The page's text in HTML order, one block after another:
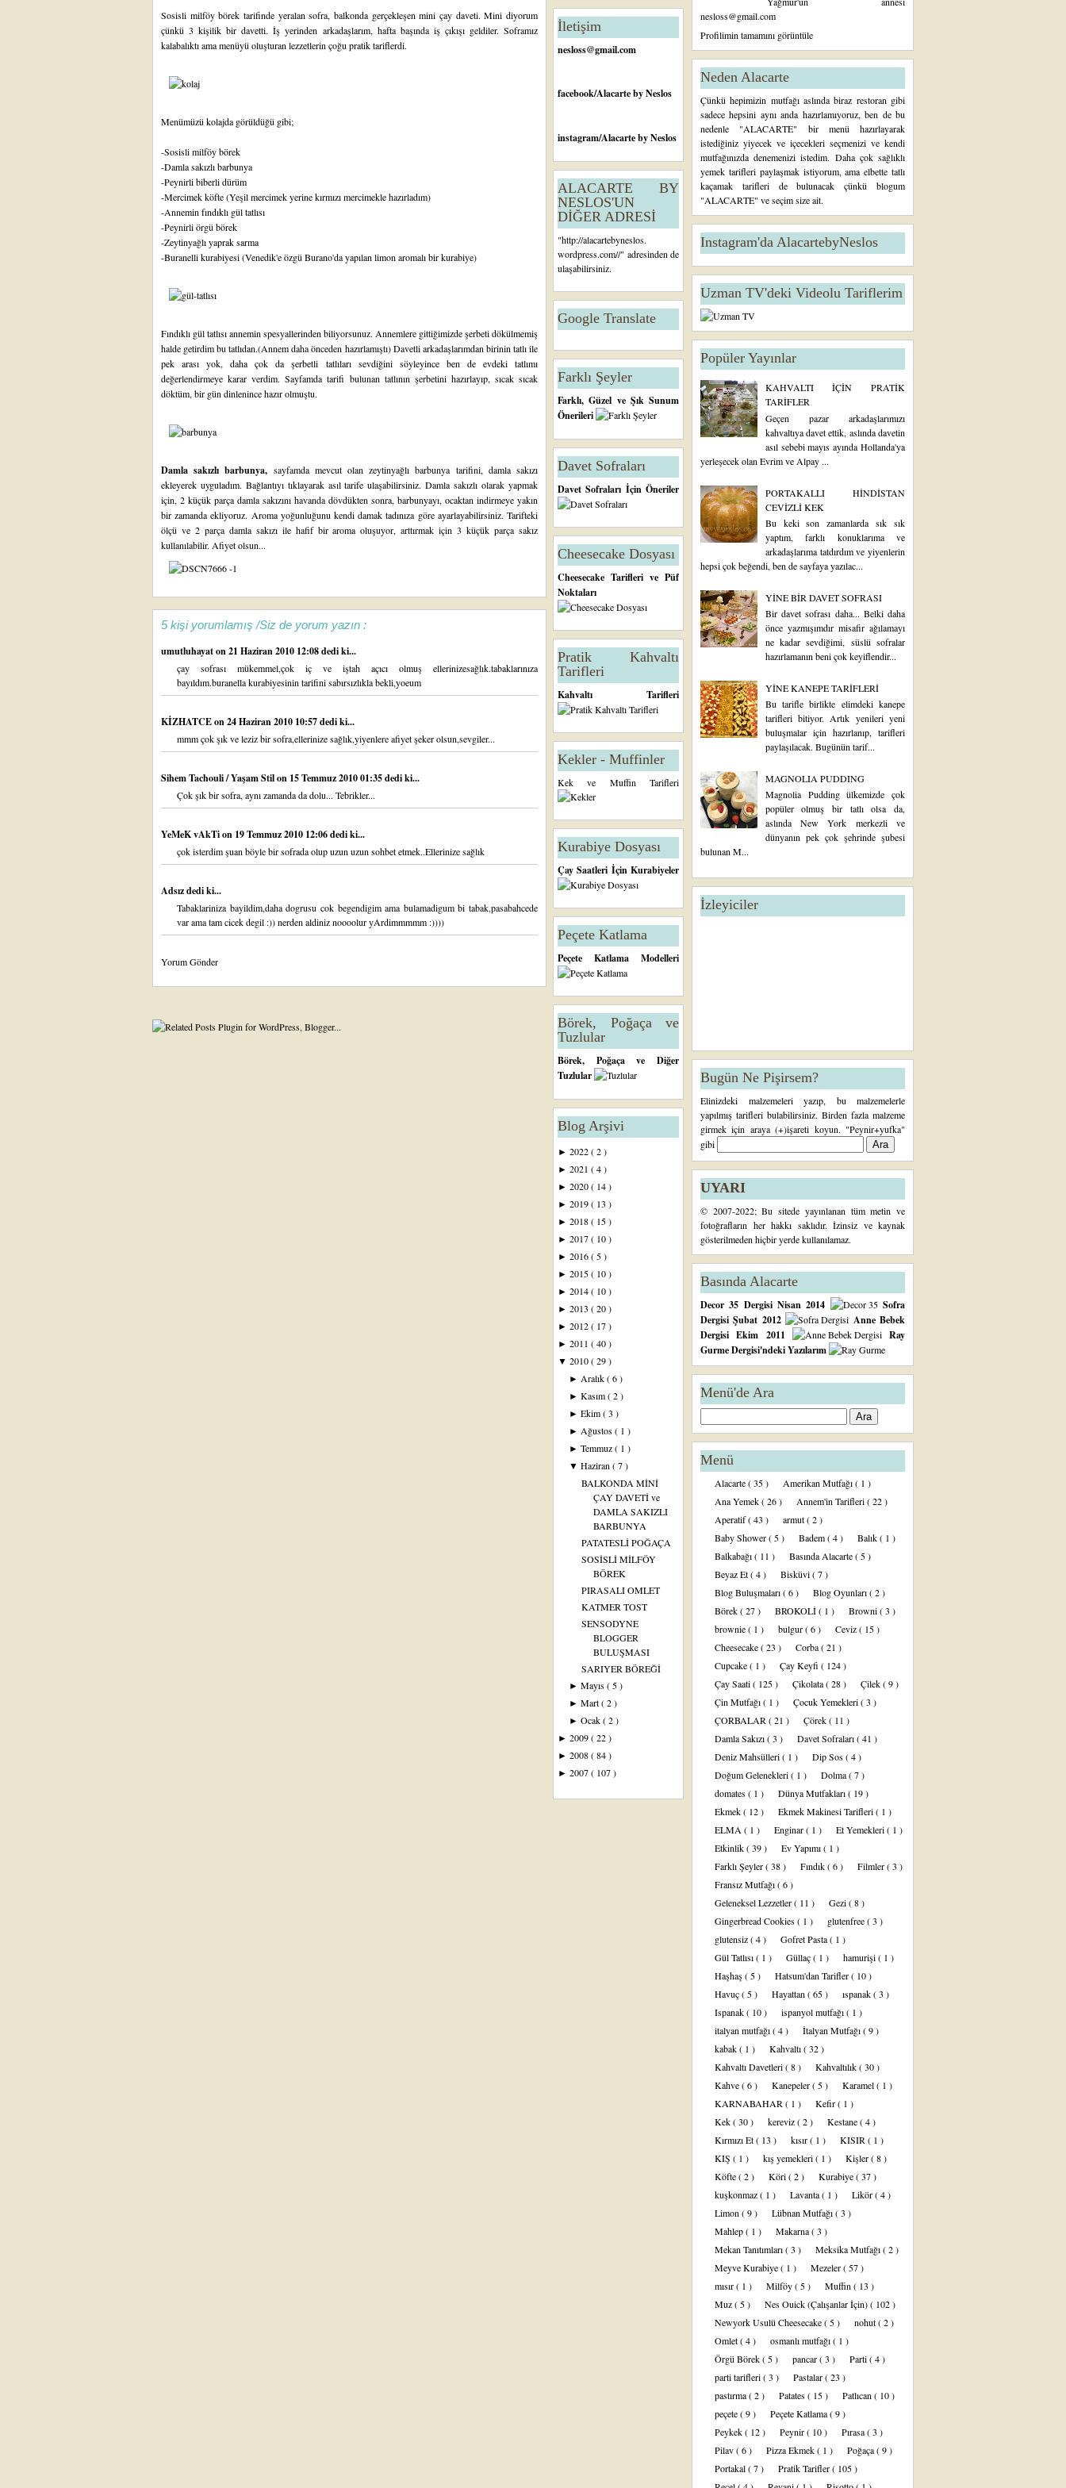
Sosisli milföy börek tarifinde yeralan sofra, balkonda gerçekleşen mini çay daveti. Mini diyorum
çünkü 3 kişilik bir davetti. İş yerinden arkadaşlarım, hafta başında iş çıkışı geldiler. Soframız
kalabalıktı ama menüyü oluşturan lezzetlerin çoğu pratik tariflerdi.
Menümüzü kolajda görüldüğü gibi;
-Sosisli milföy börek
-Damla sakızlı barbunya
-Peynirli biberli dürüm
-Mercimek köfte(Yeşil mercimek yerine kırmızı mercimekle hazırladım)
-Annemin fındıklı gül tatlısı
-Peynirli örgü börek
-Zeytinyağlı yaprak sarma
-Buranelli kurabiyesi (Venedik'e özgü Burano'da yapılan limon aromalı bir kurabiye)
Fındıklı gül tatlısıannemin spesyallerinden biliyorsunuz. Annemlere gittiğimizde şerbeti dökülmemiş
halde getirdim bu tatlıdan.(Annem daha önceden hazırlamıştı) Davetli arkadaşlarımdan birinin tatlı ile
pek arası yok, daha çok da şerbetli tatlıları sevdiğini söyleyince ben de evdeki tatlımı
değerlendirmeye karar verdim. Sayfamda tarifi bulunan tatlının şerbetini hazırlayıp, sıcak sıcak
döktüm, bir gün dinlenince hazır olmuştu.
Damla sakızlı barbunya, sayfamda mevcut olan zeytinyağlı barbunya tarifini, damla sakızı
ekleyerek uyguladım. Bağlantıyı tıklayarak asıl tarife ulaşabilirsiniz. Damla sakızlı olarak yapmak
için, 2 küçük parça damla sakızını havanda dövdükten sonra, barbunyayı, ocaktan indirmeye yakın
bir zamanda ekliyoruz. Aroma yoğunluğunu kendi damak tadınıza göre ayarlayabilirsiniz. Tarifteki
ölçü ve 2 parça damla sakızı ile hafif bir aroma oluşuyor, arttırmak için 3 küçük parça sakız
kullanılabilir. Afiyet olsun...
5 kişi yorumlamış /Siz de yorum yazın :
umutluhayaton 21 Haziran 2010 12:08 dedi ki...
çay sofrası mükemmel,çok iç ve iştah açıcı olmuş ellerinizesağlık.tabaklarınıza
bayıldım.buranella kurabiyesinin tarifini sabırsızlıkla bekli,yoeum
KİZHATCEon 24 Haziran 2010 10:57 dedi ki...
mmm çok şık ve leziz bir sofra,ellerinize sağlık,yiyenlere afiyet şeker olsun,sevgiler...
Sihem Tachouli / Yaşam Stilon 15 Temmuz 2010 01:35 dedi ki...
Çok şık bir sofra, aynı zamanda da dolu... Tebrikler...
YeMeK vAkTion 19 Temmuz 2010 12:06 dedi ki...
çok isterdim şuan böyle bir sofrada olup uzun uzun sohbet etmek..Ellerinize sağlık
Adsız dedi ki...
Tabaklariniza bayildim,daha dogrusu cok begendigim ama bulamadigum bi tabak,pasabahcede
var ama tam cicek degil :)) nerden aldiniz noooolur yArdimmmmm :))))
Yorum Gönder
İletişim
nesloss@gmail.com
facebook/Alacarte by Neslos
instagram/Alacarte by Neslos
ALACARTE BY
NESLOS'UN
DİĞER ADRESİ
"http://alacartebyneslos.
wordpress.com//" adresinden de
ulaşabilirsiniz.
Google Translate
Farklı Şeyler
Farklı, Güzel ve Şık Sunum
Önerileri
Davet Sofraları
Davet Sofraları İçin Öneriler
Cheesecake Dosyası
Cheesecake Tarifleri ve Püf
Noktaları
Pratik Kahvaltı
Tarifleri
Kahvaltı Tarifleri
Kekler - Muffinler
Kek ve Muffin Tarifleri
Kurabiye Dosyası
Çay Saatleri İçin Kurabiyeler
Peçete Katlama
Peçete Katlama Modelleri
Börek, Poğaça ve
Tuzlular
Börek, Poğaça ve Diğer
Tuzlular
Blog Arşivi
► 2022( 2 )
► 2021 ( 4 )
► 2020( 14 )
► 2019( 13 )
► 2018( 15 )
► 2017( 10 )
► 2016( 5 )
► 2015( 10 )
► 2014( 10 )
► 2013 ( 20 )
► 2012( 17 )
► 2011 ( 40 )
▼ 2010( 29 )
►Aralık( 6 )
►Kasım( 2 )
►Ekim( 3 )
►Ağustos( 1 )
►Temmuz( 1 )
▼Haziran( 7 )
BALKONDA MİNİ
ÇAY DAVETİ ve
DAMLA SAKIZLI
BARBUNYA
PATATESLİ POĞAÇA
SOSİSLİ MİLFÖY
BÖREK
PIRASALI OMLET
KATMER TOST
SENSODYNE
BLOGGER
BULUŞMASI
SARIYER BÖREĞİ
►Mayıs( 5 )
►Mart( 2 )
►Ocak( 2 )
► 2009( 22 )
► 2008( 84 )
► 2007( 107 )
nesloss@gmail.com
Profilimin tamamını görüntüle
Neden Alacarte
Çünkü hepimizin mutfağı aslında biraz restoran gibi
sadece hepsini aynı anda hazırlamıyoruz, ben de bu
nedenle "ALACARTE" bir menü hazırlayarak
istediğiniz yiyecek ve içecekleri seçmenizi ve kendi
mutfağınızda denemenizi istedim. Daha çok sağlıklı
yemek tarifleri paylaşmak istiyorum, ama elbette tatlı
kaçamak tarifleri de bulunacak çünkü blogum
"ALACARTE" ve seçim size ait.
Instagram'da AlacartebyNeslos
Uzman TV'deki Videolu Tariflerim
Popüler Yayınlar
KAHVALTI İÇİN PRATİK
TARİFLER
Geçen pazar arkadaşlarımızı
kahvaltıya davet ettik, aslında davetin
asıl sebebi mayıs ayında Hollanda'ya
yerleşecek olan Evrim ve Alpay ...
PORTAKALLI HİNDİSTAN
CEVİZLİ KEK
Bu keki son zamanlarda sık sık
yaptım, farklı konuklarıma ve
arkadaşlarıma tatdırdım ve yiyenlerin
hepsi çok beğendi, ben de sayfaya yazılac...
YİNE BİR DAVET SOFRASI
Bir davet sofrası daha... Belki daha
önce yazmışımdır misafir ağılamayı
ne kadar sevdiğimi, süslü sofralar
hazırlamanın beni çok keyiflendir...
YİNE KANEPE TARİFLERİ
Bu tarifle birlikte elimdeki kanepe
tarifleri bitiyor. Artık yenileri yeni
buluşmalar için hazırlanıp, tarifleri
paylaşılacak. Bugünün tarif...
MAGNOLIA PUDDING
Magnolia Pudding ülkemizde çok
popüler olmuş bir tatlı olsa da,
aslında New York merkezli ve
dünyanın pek çok şehrinde şubesi
bulunan M...
İzleyiciler
Bugün Ne Pişirsem?
Elinizdeki malzemeleri yazıp, bu malzemelerle
yapılmış tarifleri bulabilirsiniz. Birden fazla malzeme
girmek için araya (+)işareti koyun. "Peynir+yufka"
gibi
UYARI
© 2007-2022; Bu sitede yayınlanan tüm metin ve
fotoğrafların her hakkı saklıdır. İzinsiz ve kaynak
gösterilmeden hiçbir yerde kullanılamaz.
Basında Alacarte
Decor 35 Dergisi Nisan 2014
Sofra
Dergisi Şubat 2012
Anne Bebek
Dergisi Ekim 2011
Ray
Gurme Dergisi'ndeki Yazılarım
Menü'de Ara
Menü
Alacarte( 35 ) Amerikan Mutfağı( 1 )
Ana Yemek( 26 ) Annem'in Tarifleri( 22 )
Aperatif( 43 ) armut( 2 )
Baby Shower( 5 ) Badem( 4 ) Balık( 1 )
Balkabağı( 11 ) Basında Alacarte( 5 )
Beyaz Et( 4 ) Bisküvi( 7 )
Blog Buluşmaları( 6 ) Blog Oyunları( 2 )
Börek( 27 ) BROKOLİ( 1 ) Browni( 3 )
brownie( 1 ) bulgur( 6 ) Ceviz( 15 )
Cheesecake( 23 ) Corba( 21 )
Cupcake( 1 ) Çay Keyfi ( 124 )
Çay Saati( 125 ) Çikolata( 28 ) Çilek( 9 )
Çin Mutfağı( 1 ) Çocuk Yemekleri( 3 )
ÇORBALAR ( 21 ) Çörek( 11 )
Damla Sakızı( 3 ) Davet Sofraları( 41 )
Deniz Mahsülleri( 1 ) Dip Sos( 4 )
Doğum Gelenekleri( 1 ) Dolma( 7 )
domates( 1 ) Dünya Mutfakları( 19 )
Ekmek( 12 ) Ekmek Makinesi Tarifleri( 1 )
ELMA ( 1 ) Enginar( 1 ) Et Yemekleri( 1 )
Etkinlik( 39 ) Ev Yapımı( 1 )
Farklı Şeyler( 38 ) Fındık( 6 ) Filmler( 3 )
Fransız Mutfağı( 6 )
Geleneksel Lezzetler( 11 ) Gezi( 8 )
Gingerbread Cookies( 1 ) glutenfree( 3 )
glutensiz( 4 ) Gofret Pasta( 1 )
Gül Tatlısı( 1 ) Güllaç( 1 ) hamurişi( 1 )
Haşhaş( 5 ) Hatsum'dan Tarifler( 10 )
Havuç( 5 ) Hayattan ( 65 ) ıspanak( 3 )
Ispanak( 10 ) ispanyol mutfağı( 1 )
italyan mutfağı( 4 ) İtalyan Mutfağı( 9 )
kabak( 1 ) Kahvaltı( 32 )
Kahvaltı Davetleri( 8 ) Kahvaltılık( 30 )
Kahve( 6 ) Kanepeler( 5 ) Karamel( 1 )
KARNABAHAR ( 1 ) Kefir( 1 )
Kek( 30 ) kereviz( 2 ) Kestane( 4 )
Kırmızı Et( 13 ) kısır( 1 ) KISIR ( 1 )
KIŞ ( 1 ) kış yemekleri( 1 ) Kişler( 8 )
Köfte( 2 ) Köri( 2 ) Kurabiye( 37 )
kuşkonmaz( 1 ) Lavanta( 1 ) Likör( 4 )
Limon ( 9 ) Lübnan Mutfağı( 3 )
Mahlep( 1 ) Makarna( 3 )
Mekan Tanıtımları( 3 ) Meksika Mutfağı( 2 )
Meyve Kurabiye( 1 ) Mezeler( 57 )
mısır( 1 ) Milföy( 5 ) Muffin ( 13 )
Muz( 5 ) Nes Ouick (Çalışanlar İçin)( 102 )
Newyork Usulü Cheesecake( 5 ) nohut( 2 )
Omlet( 4 ) osmanlı mutfağı( 1 )
Örgü Börek( 5 ) pancar( 3 ) Parti( 4 )
parti tarifleri( 3 ) Pastalar( 23 )
pastırma( 2 ) Patates( 15 ) Patlıcan ( 10 )
peçete( 9 ) Peçete Katlama( 9 )
Peykek( 12 ) Peynir( 10 ) Pırasa( 3 )
Pilav( 6 ) Pizza Ekmek( 1 ) Poğaça( 9 )
Portakal( 7 ) Pratik Tarifler( 105 )